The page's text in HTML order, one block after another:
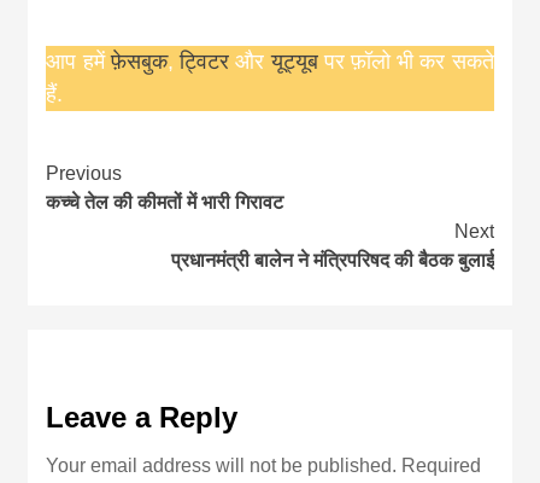
आप हमेंफ़ेसबुक,ट्विटरऔरयूट्यूबपर फ़ॉलो भी कर सकते
हैं.
Continue
Reading
Previous
कच्चे तेल की कीमतों में भारी गिरावट
Next
प्रधानमंत्री बालेन ने मंत्रिपरिषद की बैठक बुलाई
Leave a Reply
Your email address will not be published. Required